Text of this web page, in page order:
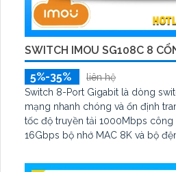
SWITCH IMOU SG108C 8
5%-35%
liên hệ
Switch 8-Port Gigabit là dòng
mạng nhanh chóng và ổn định
tốc độ truyền tải 1000Mbps công
16Gbps bộ nhớ MAC 8K và bộ đệm gói
cân mọi thời tiết phù hợp gia đình